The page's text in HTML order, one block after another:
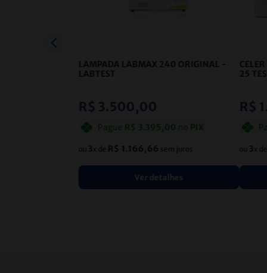
LAMPADA LABMAX 240 ORIGINAL -
LABTEST
R$ 3.500,00
Pague R$ 3 395 00 no PIX
ou 3 x de R$ 1 .166 66 sem juros
Ver detalhes
25
R$ 1
ou 3 x